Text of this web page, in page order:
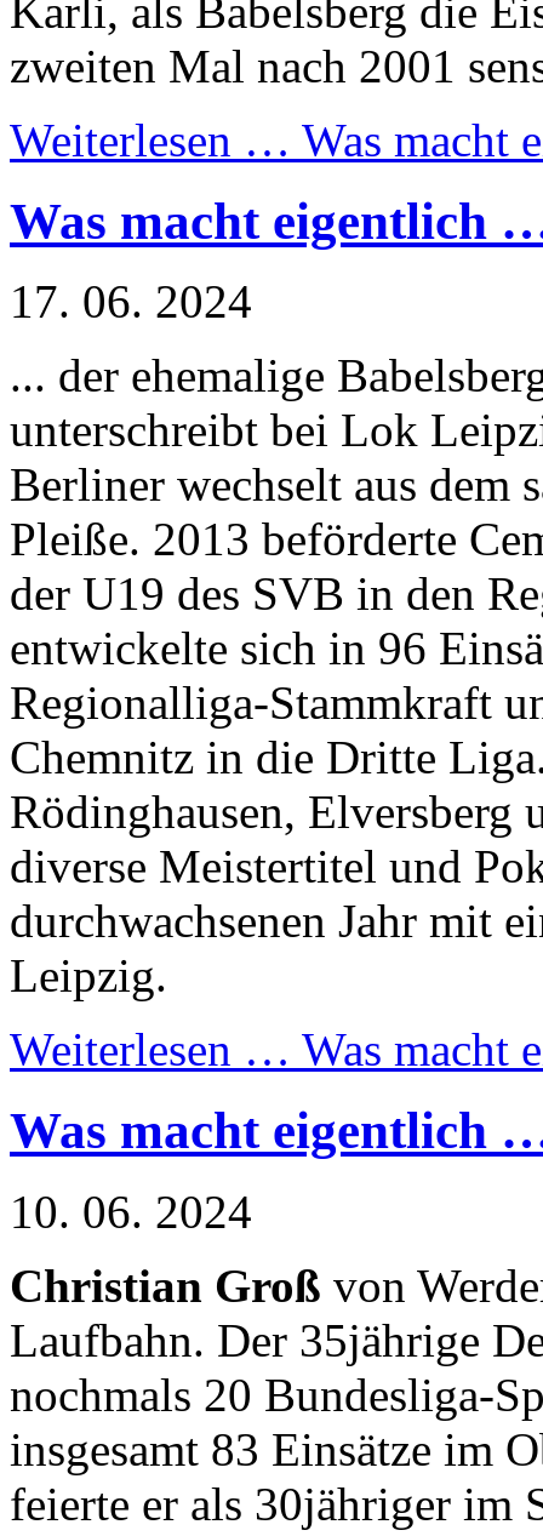
Karli, als Babelsberg die
zweiten Mal nach 2001
Weiterlesen … Was macht
Was macht eigentlich
17. 06. 2024
... der ehemalige
unterschreibt bei Lok
Berliner wechselt aus dem
Pleiße. 2013 beförderte
der U19 des SVB in den
entwickelte sich in 96
Regionalliga-Stammkraft
Chemnitz in die Dritte
Rödinghausen, Elversberg
diverse Meistertitel und
durchwachsenen Jahr mit
Leipzig.
Weiterlesen … Was macht
Was macht eigentlich
10. 06. 2024
Christian Groß von
Laufbahn. Der 35jährige
nochmals 20 Bundesliga-
insgesamt 83 Einsätze im
feierte er als 30jähriger im